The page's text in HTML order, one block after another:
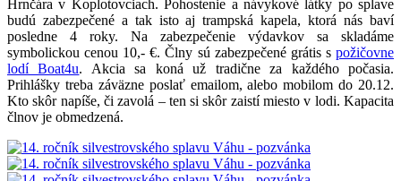
Hrnčára v Koplotovciach. Pohostenie a návykové látky po splave
budú zabezpečené a tak isto aj trampská kapela, ktorá nás baví
posledne 4 roky. Na zabezpečenie výdavkov sa skladáme
symbolickou cenou 10,- €. Člny sú zabezpečené grátis s požičovne
lodí Boat4u. Akcia sa koná už tradične za každého počasia.
Prihlášky treba záväzne poslať emailom, alebo mobilom do 20.12.
Kto skôr napíše, či zavolá – ten si skôr zaistí miesto v lodi. Kapacita
člnov je obmedzená.